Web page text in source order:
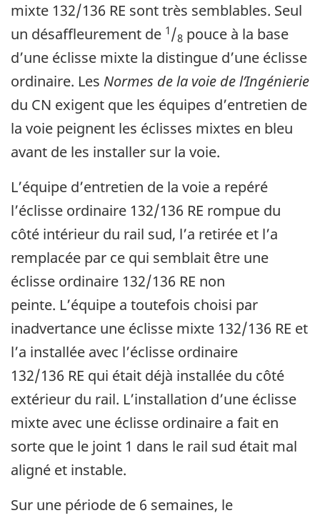
mixte 132/136 RE sont très semblables. Seul
un désaffleurement de 1/8 pouce à la base
d’une éclisse mixte la distingue d’une éclisse
ordinaire. Les Normes de la voie de l’Ingénierie
du CN exigent que les équipes d’entretien de
la voie peignent les éclisses mixtes en bleu
avant de les installer sur la voie.
L’équipe d’entretien de la voie a repéré
l’éclisse ordinaire 132/136 RE rompue du
côté intérieur du rail sud, l’a retirée et l’a
remplacée par ce qui semblait être une
éclisse ordinaire 132/136 RE non
peinte. L’équipe a toutefois choisi par
inadvertance une éclisse mixte 132/136 RE et
l’a installée avec l’éclisse ordinaire
132/136 RE qui était déjà installée du côté
extérieur du rail. L’installation d’une éclisse
mixte avec une éclisse ordinaire a fait en
sorte que le joint 1 dans le rail sud était mal
aligné et instable.
Sur une période de 6 semaines, le